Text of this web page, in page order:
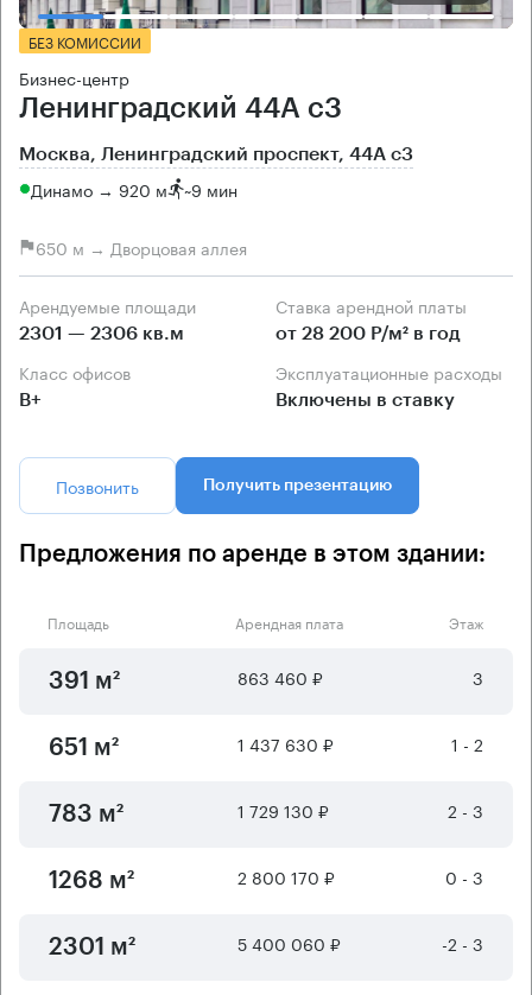
БЕЗ КОМИССИИ
Бизнес-центр
Ленинградский 44А с3
Москва, Ленинградский проспект, 44А с3
Динамо → 920 м ~9 мин
650 м → Дворцовая аллея
Арендуемые площади
2301 — 2306 кв.м
Ставка арендной платы
от 28 200 Р/м² в год
Класс офисов
B+
Эксплуатационные расходы
Включены в ставку
Позвонить Получить презентацию
Предложения по аренде в этом здании:
Площадь Арендная плата Этаж
391 м² 863 460 ₽ 3
651 м² 1 437 630 ₽ 1 - 2
783 м² 1 729 130 ₽ 2 - 3
1268 м² 2 800 170 ₽ 0 - 3
2301 м² 5 400 060 ₽ -2 - 3